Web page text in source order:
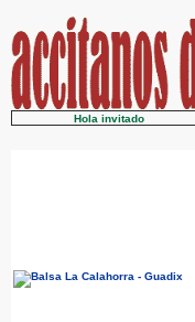
Hola invitado